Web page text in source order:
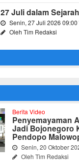
27 Juli dalam Sejarah
Senin, 27 Juli 2026 09:00
Oleh Tim Redaksi
Berita Video
Penyemayaman
Jadi Bojonegoro
Pendopo
Senin, 20 Oktober
Oleh Tim Redaksi